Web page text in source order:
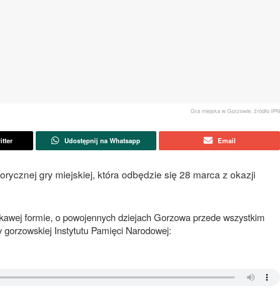
Gra miejska w Gorzowie. źródło IPN
Udostępnij na Whatsapp Email
gry miejskiej, która odbędzie się 28 marca z okazji
formie, o powojennych dziejach Gorzowa przede wszystkim
Instytutu Pamięci Narodowej: